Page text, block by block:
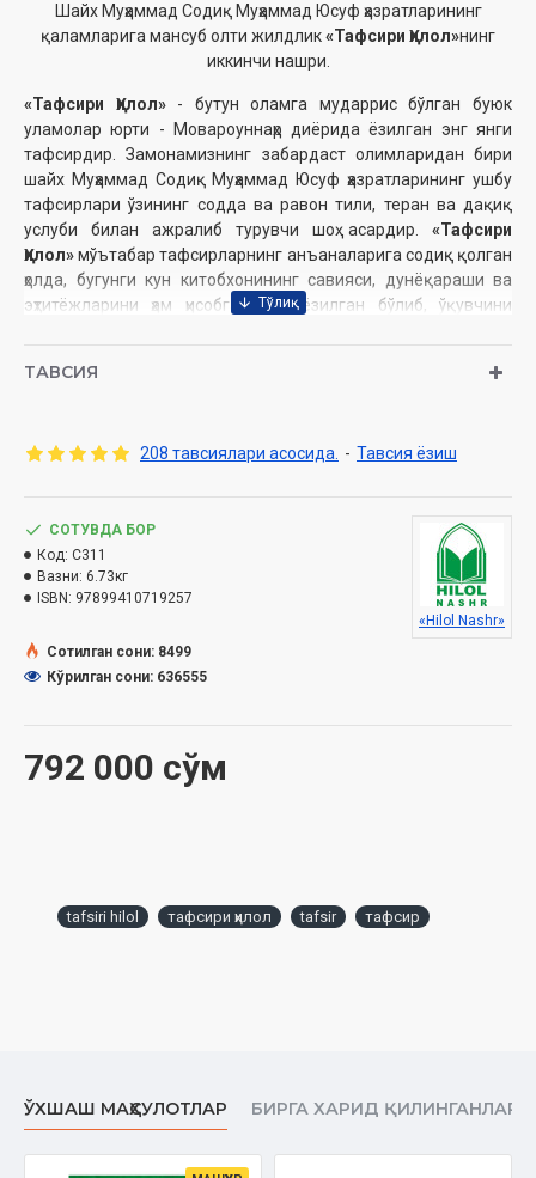
Шайх Муҳаммад Содиқ Муҳаммад Юсуф ҳазратларининг
қаламларига мансуб олти жилдлик«Тафсири Ҳилол»нинг
иккинчи нашри.
«Тафсири Ҳилол»- бутун оламга мударрис бўлган буюк
уламолар юрти - Мовароуннаҳр диёрида ёзилган энг янги
тафсирдир. Замонамизнинг забардаст олимларидан бири
шайх Муҳаммад Содиқ Муҳаммад Юсуф ҳазратларининг ушбу
тафсирлари ўзининг содда ва равон тили, теран ва дақиқ
услуби билан ажралиб турувчи шоҳ асардир. «Тафcири
Ҳилол»мўътабар тафсирларнинг анъаналарига содиқ қолган
ҳолда, бугунги кун китобхонининг савияси, дунёқараши ва
эҳтитёжларини ҳам ҳисобга олиб ёзилган бўлиб, ўқувчини
Муаллиф:
Шайх Муҳаммад Содиқ Муҳаммад Юсуф
Нашриёт:«HILOL NASHR» Нашриёт-матбааси
640 бет
2-жуз
608 бет;
3-жуз 656 бет;
5-жуз
6-жуз
ТАВСИЯ
208 тавсиялари асосида. - Тавсия ёзиш
792 000 сўм
СОТУВДА БОР
Код: C311
Вазни: 6.73кг
ISBN: 97899410719257
«Hilol Nashr»
Сотилган сони: 8499
Кўрилган сони: 636555
tafsiri hilol тафсири ҳилол tafsir тафсир
ЎХШАШ МАҲСУЛОТЛАР БИРГА ХАРИД ҚИЛИНГАНЛАР